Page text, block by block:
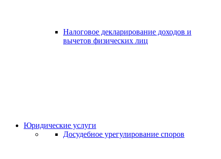
Налоговое декларирование доходов и
вычетов физических лиц
Юридические услуги
Досудебное урегулирование споров